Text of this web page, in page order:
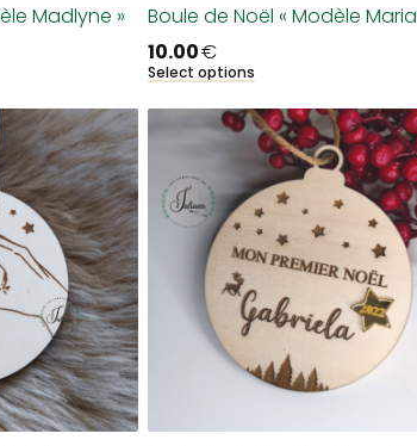
Madlyne »
Boule de Noël « Modèle
10.00€
Select options